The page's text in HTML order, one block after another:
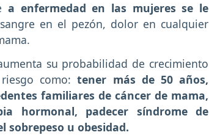
a enfermedad en las mujeres se le
en el pezón, dolor en cualquier
su probabilidad de crecimiento
como: tener más de 50 años,
familiares de cáncer de mama,
hormonal, padecer síndrome de
sobrepeso u obesidad.